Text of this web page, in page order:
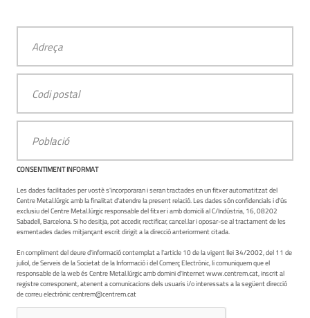
CONSENTIMENT INFORMAT
Les dades facilitades per vostè s'incorporaran i seran tractades en un fitxer automatitzat del
Centre Metal.lúrgic amb la finalitat d'atendre la present relació. Les dades són confidencials i d'ús
exclusiu del Centre Metal.lúrgic responsable del fitxer i amb domicili al C/Indústria, 16, 08202
Sabadell, Barcelona. Si ho desitja, pot accedir, rectificar, cancel.lar i oposar-se al tractament de les
esmentades dades mitjançant escrit dirigit a la direcció anteriorment citada.
En compliment del deure d'informació contemplat a l'article 10 de la vigent llei 34/2002, del 11 de
juliol, de Serveis de la Societat de la Informació i del Comerç Electrònic, li comuniquem que el
responsable de la web és Centre Metal.lúrgic amb domini d'Internet www.centrem.cat, inscrit al
registre corresponent, atenent a comunicacions dels usuaris i/o interessats a la següent direcció
de correu electrònic centrem@centrem.cat